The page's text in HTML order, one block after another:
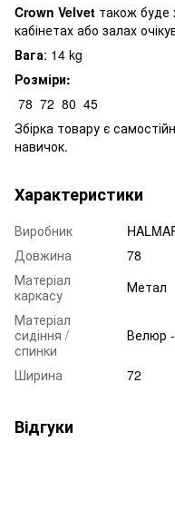
Crown Velvet також буде
кабінетах або залах
Вага: 14 kg
Розміри:
78 72 80 45
Збірка товару є
навичок.
Характеристики
Виробник
Довжина
78
Матеріал
каркасу
Метал
Матеріал
сидіння /
спинки
Велюр
Ширина 72
Відгуки